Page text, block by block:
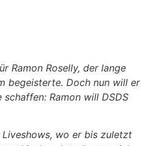
Ramon Roselly, der lange
begeisterte. Doch nun will er
Ramon will DSDS
wo er bis zuletzt